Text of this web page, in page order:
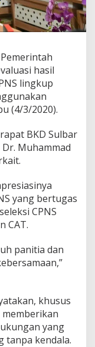
hasil
lingkup
(4/3/2020).
BKD Sulbar
Muhammad
yang bertugas
CPNS
CAT.
panitia dan
khusus
memberikan
yang
tanpa kendala.